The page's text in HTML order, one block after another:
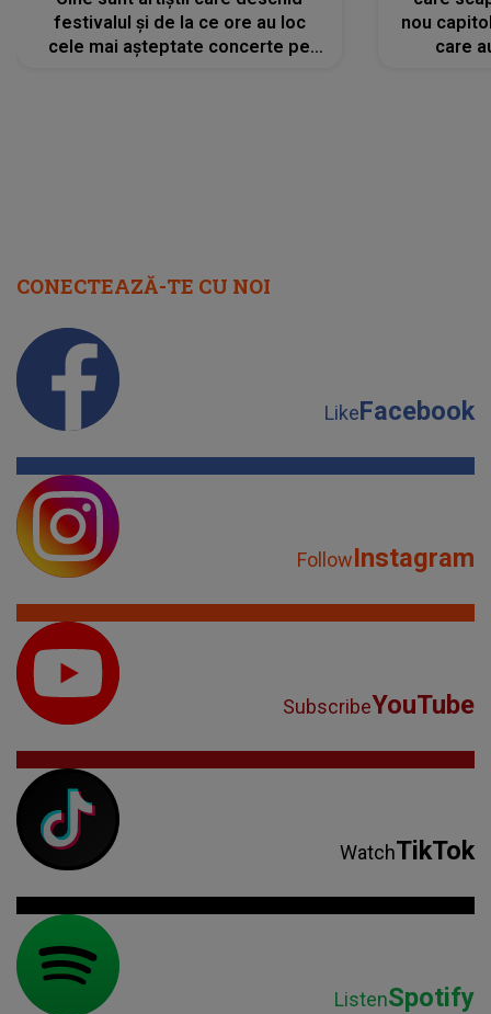
festivalul și de la ce ore au loc
cele mai așteptate concerte pe
nou
care
CONECTEAZĂ-TE CU NOI
LikeFacebook
FollowInstagram
SubscribeYouTube
WatchTikTok
ListenSpotify